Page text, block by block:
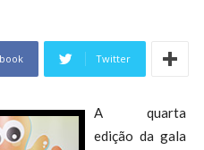
Twitter
A quarta
edição da gala